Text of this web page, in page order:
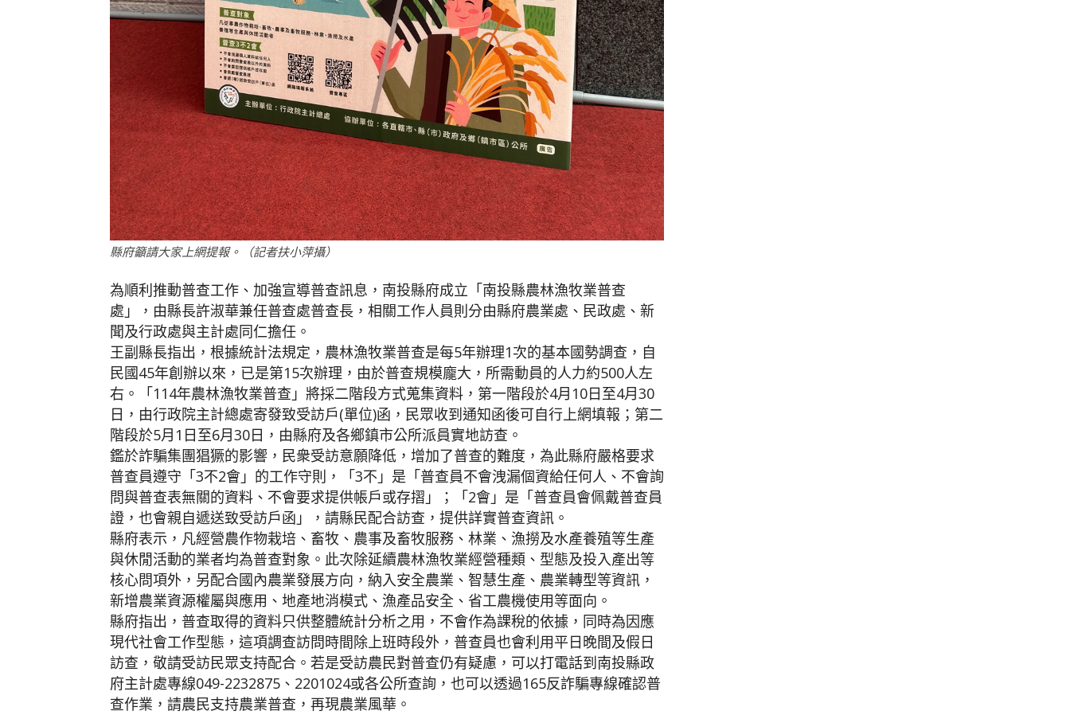
縣府籲請大家上網提報。（記者扶小萍攝）
為順利推動普查工作、加強宣導普查訊息，南投縣府成立「南投縣農林漁牧業普查
處」，由縣長許淑華兼任普查處普查長，相關工作人員則分由縣府農業處、民政處、新
聞及行政處與主計處同仁擔任。
王副縣長指出，根據統計法規定，農林漁牧業普查是每5年辦理1次的基本國勢調查，自
民國45年創辦以來，已是第15次辦理，由於普查規模龐大，所需動員的人力約500人左
右。「114年農林漁牧業普查」將採二階段方式蒐集資料，第一階段於4月10日至4月30
日，由行政院主計總處寄發致受訪戶(單位)函，民眾收到通知函後可自行上網填報；第二
階段於5月1日至6月30日，由縣府及各鄉鎮市公所派員實地訪查。
鑑於詐騙集團猖獗的影響，民衆受訪意願降低，增加了普查的難度，為此縣府嚴格要求
普查員遵守「3不2會」的工作守則，「3不」是「普查員不會洩漏個資給任何人、不會詢
問與普查表無關的資料、不會要求提供帳戶或存摺」；「2會」是「普查員會佩戴普查員
證，也會親自遞送致受訪戶函」，請縣民配合訪查，提供詳實普查資訊。
縣府表示，凡經營農作物栽培、畜牧、農事及畜牧服務、林業、漁撈及水產養殖等生產
與休閒活動的業者均為普查對象。此次除延續農林漁牧業經營種類、型態及投入產出等
核心問項外，另配合國內農業發展方向，納入安全農業、智慧生產、農業轉型等資訊，
新增農業資源權屬與應用、地產地消模式、漁產品安全、省工農機使用等面向。
縣府指出，普查取得的資料只供整體統計分析之用，不會作為課稅的依據，同時為因應
現代社會工作型態，這項調查訪問時間除上班時段外，普查員也會利用平日晚間及假日
訪查，敬請受訪民眾支持配合。若是受訪農民對普查仍有疑慮，可以打電話到南投縣政
府主計處專線049-2232875、2201024或各公所查詢，也可以透過165反詐騙專線確認普
查作業，請農民支持農業普查，再現農業風華。